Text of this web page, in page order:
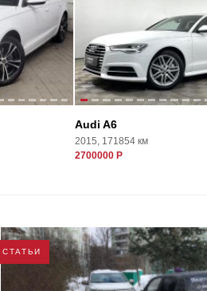
Audi A6
2015, 171854 км
2700000 Р
СТАТЬИ